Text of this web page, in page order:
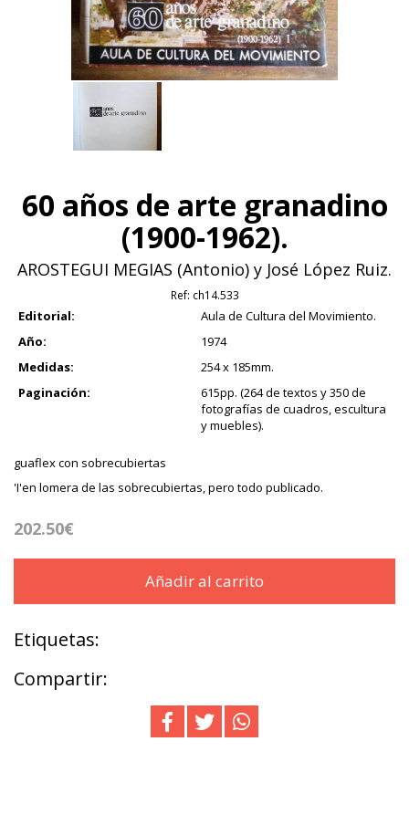
60 años de arte granadino
(1900-1962).
AROSTEGUI MEGIAS (Antonio) y José López Ruiz.
Ref: ch14.533
Editorial:
Aula de Cultura del Movimiento.
Año:
1974
Medidas:
254 x 185mm.
Paginación:
615pp. (264 de textos y 350 de
fotografías de cuadros, escultura
y muebles).
guaflex con sobrecubiertas
'I'en lomera de las sobrecubiertas, pero todo publicado.
202.50€
Añadir al carrito
Etiquetas:
Compartir: